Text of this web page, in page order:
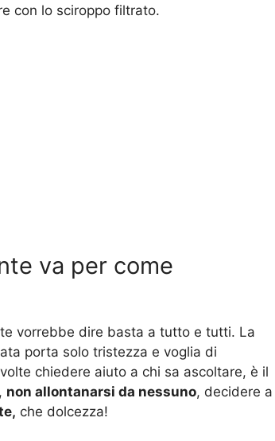
con lo sciroppo filtrato.
va per come
vorrebbe dire basta a tutto e tutti. La
porta solo tristezza e voglia di
chiedere aiuto a chi sa ascoltare, è il
non allontanarsi da nessuno, decidere a
che dolcezza!